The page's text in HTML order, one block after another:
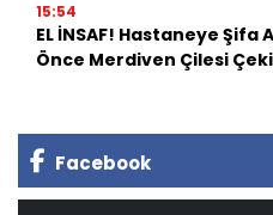
15:54
EL İNSAF! Hastaneye
Önce Merdiven Çilesi
Facebook